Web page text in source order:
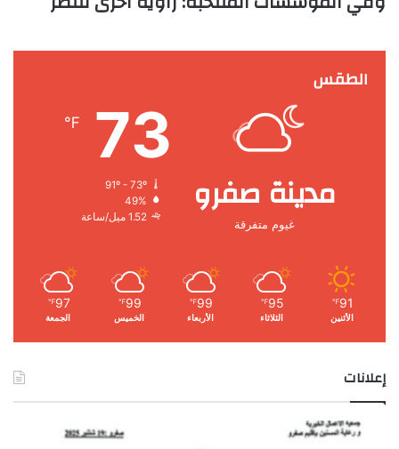
الطقس
مدينة صفرو
غيوم متفرقة
73
℉
91º - 73º
49%
1.52 ميل/ساعة
91
℉
الأثنين
95
℉
الثلاثاء
99
℉
الأربعاء
99
℉
الخميس
97
℉
الجمعة
إعلانات